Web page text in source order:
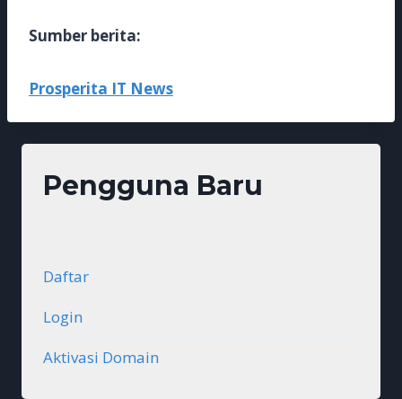
Sumber berita:
Prosperita IT News
Pengguna Baru
Daftar
Login
Aktivasi Domain